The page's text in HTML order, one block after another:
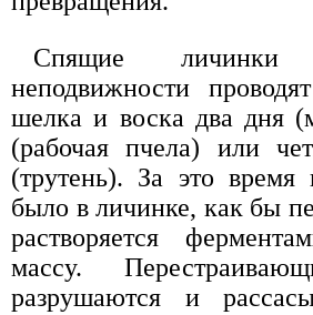
Спящие
неподвижности
шелка и воска два дня
(рабочая пчела) или
(трутень). За это время
было в личинке, как бы
растворяется
массу.
разрушаются и